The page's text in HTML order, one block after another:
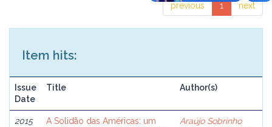
previous 1 next
Item hits:
Issue
Date
Title Author(s)
2015
A Solidão das Américas: um
Araújo Sobrinho